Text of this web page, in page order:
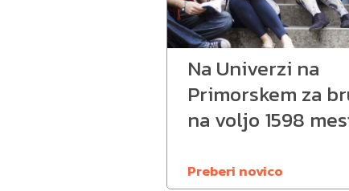
Na Univerzi na
Primorskem za
na voljo 1598
Preberi novico